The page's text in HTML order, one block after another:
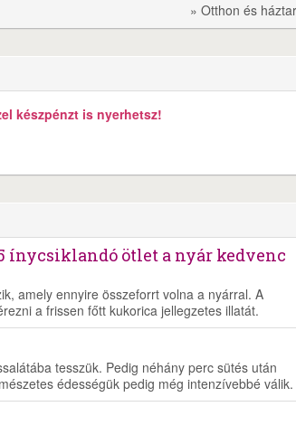
» Otthon és
készpénzt is nyerhetsz!
ínycsiklandó ötlet a nyár kedvenc
amely ennyire összeforrt volna a nyárral. A
a frissen főtt kukorica jellegzetes illatát.
tesszük. Pedig néhány perc sütés után
édességük pedig még intenzívebbé válik.